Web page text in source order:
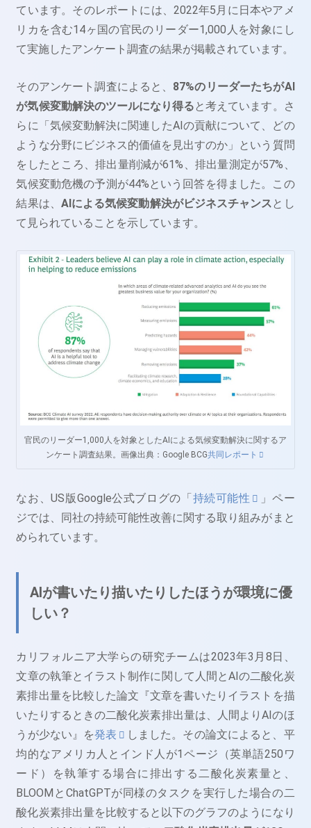
ています。そのレポートには、2022年5月に日本やアメ
リカを含む14ヶ国の官民のリーダー1,000人を対象にし
て実施したアンケート調査の結果が掲載されています。
そのアンケート調査によると、 87%のリーダーたちがAI
が気候変動解決のツールになり得る と考えています。さ
らに「気候変動解決に関連したAIの貢献について、どの
ような分野にビジネス的価値を見出すのか」という質問
をしたところ、排出量削減が61%、排出量測定が57%、
気候変動危機の予測が44%という回答を得ました。この
結果は、 AIによる気候変動解決がビジネスチャンス とし
て見られていることを示しています。
官民のリーダー1,000人を対象としたAIによる気候変動解決に関するア
ンケート調査結果。画像出典：Google BCG共同レポート
なお、US版Google公式ブログの「 持続可能性
」ペー
ジでは、同社の持続可能性改善に関する取り組みがまと
められています。
AIが書いたり描いたりしたほうが環境に優
しい？
カリフォルニア大学らの研究チームは2023年3月8日、
文章の執筆とイラスト制作に関して人間とAIの二酸化炭
素排出量を比較した論文『文章を書いたりイラストを描
いたりするときの二酸化炭素排出量は、人間よりAIのほ
うが少ない』を発表
しました。その論文によると、平
均的なアメリカ人とインド人が1ページ（英単語250ワ
ード）を執筆する場合に排出する二酸化炭素量と、
BLOOMとChatGPTが同様のタスクを実行した場合の二
酸化炭素排出量を比較すると以下のグラフのようになり